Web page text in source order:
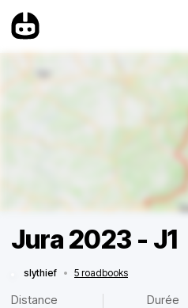
Jura 2023 - J1
slythief • 5 roadbooks
Distance Durée